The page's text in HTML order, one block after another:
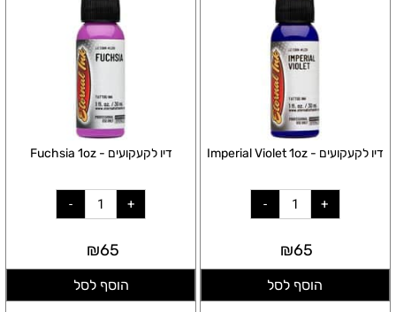
דיו לקעקועים - Imperial Violet 1oz
₪65
הוסף לסל
דיו לקעקועים - Fuchsia 1oz
₪65
הוסף לסל